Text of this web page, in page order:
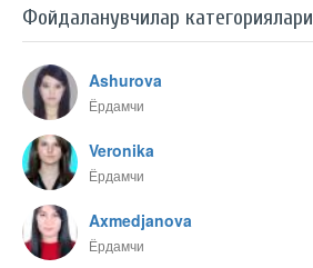
Фойдаланувчилар категориялари
Ashurova
Ёрдамчи
Veronika
Ёрдамчи
Axmedjanova
Ёрдамчи